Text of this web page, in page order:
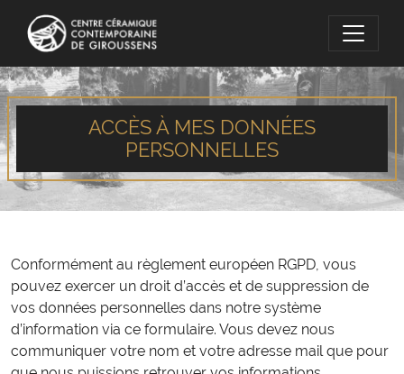
ACCÈS À MES DONNÉES
PERSONNELLES
Conformément au règlement européen RGPD, vous
pouvez exercer un droit d’accès et de suppression de
vos données personnelles dans notre système
d’information via ce formulaire. Vous devez nous
communiquer votre nom et votre adresse mail que pour
Panneau de gestion des cookies